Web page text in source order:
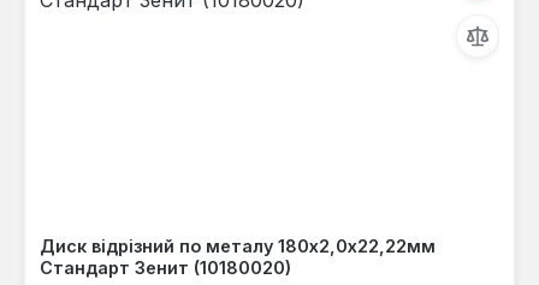
Диск відрізний по металу 180х2,0х22,22мм
Стандарт Зенит (10180020)